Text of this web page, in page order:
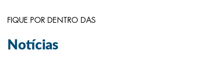
FIQUE POR DENTRO DAS
Notícias